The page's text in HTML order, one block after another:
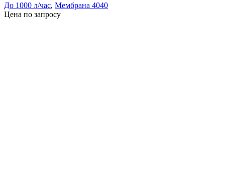
До 1000 л/час, Мембрана 4040
Цена по запросу